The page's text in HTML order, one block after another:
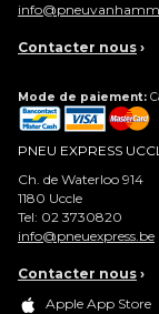
Contacter nous ›
Mode de paiement:
PNEU EXPRESS
Ch. de Waterloo 914
1180 Uccle
Tel: 02 3730820
info@pneuexpress.be
Contacter nous ›
Apple App Store